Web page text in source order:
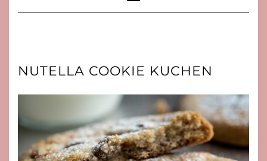
Navigation
NUTELLA COOKIE KUCHEN